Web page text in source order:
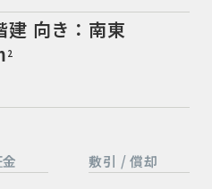
建 向き：南東
2
敷引 / 償却